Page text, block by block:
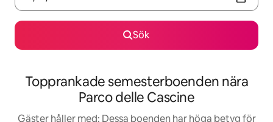
Sök
Topprankade semesterboenden nära
Parco delle Cascine
Gäster håller med: Dessa boenden har höga betyg för